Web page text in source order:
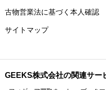
古物営業法に基づく本人確認
サイトマップ
GEEKS株式会社の関連サー